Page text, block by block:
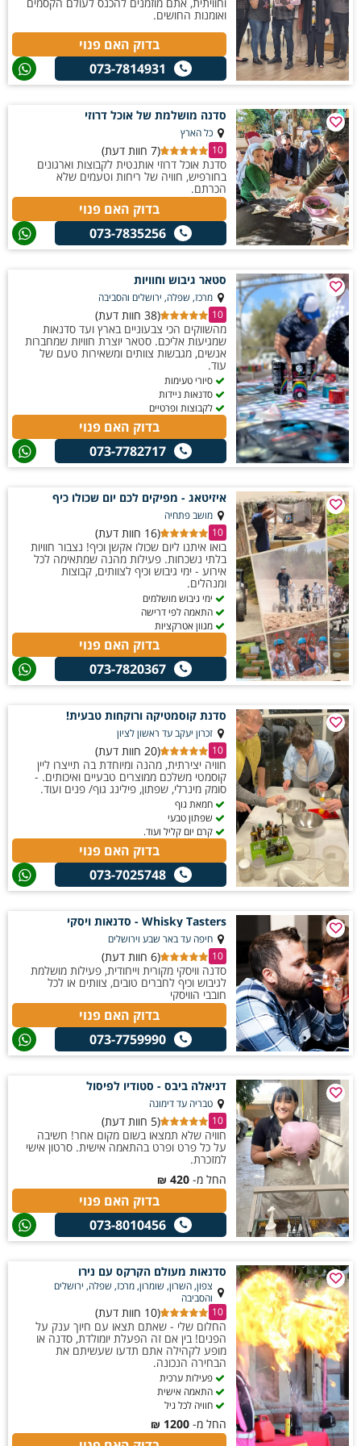
ואומנות החושים.
בדוק האם פנוי
073-7814931
סדנה מושלמת של אוכל דרוזי
כל הארץ
10
(7 חוות דעת)
סדנת אוכל דרוזי אותנטית לקבוצות וארגונים
בחורפיש, חוויה של ריחות וטעמים שלא
הכרתם.
בדוק האם פנוי
073-7835256
סטאר גיבוש וחוויות
מרכז, שפלה, ירושלים והסביבה
10
(38 חוות דעת)
מהשווקים הכי צבעוניים בארץ ועד סדנאות
שמגיעות אליכם. סטאר יוצרת חוויות שמחברות
אנשים, מגבשות צוותים ומשאירות טעם של
עוד.
סיורי טעימות
סדנאות ניידות
לקבוצות ופרטיים
בדוק האם פנוי
073-7782717
איזיטאג - מפיקים לכם יום שכולו כיף
מושב פתחיה
10
(16 חוות דעת)
בואו איתנו ליום שכולו אקשן וכיף! נצבור חוויות
בלתי נשכחות. פעילות מהנה שמתאימה לכל
אירוע - ימי גיבוש וכיף לצוותים, קבוצות
ומנהלים.
ימי גיבוש מושלמים
התאמה לפי דרישה
מגוון אטרקציות
בדוק האם פנוי
073-7820367
סדנת קוסמטיקה ורוקחות טבעית!
זכרון יעקב עד ראשון לציון
10
(20 חוות דעת)
חוויה יצירתית, מהנה ומיוחדת בה תייצרו ליין
קוסמטי משלכם ממוצרים טבעיים ואיכותים. -
סומק מינרלי, שפתון, פילינג גוף/ פנים ועוד.
חמאת גוף
שפתון טבעי
קרם יום קליל ועוד.
בדוק האם פנוי
073-7025748
Whisky Tasters - סדנאות ויסקי
חיפה עד באר שבע וירושלים
10
(6 חוות דעת)
סדנה וויסקי מקורית וייחודית, פעילות מושלמת
לגיבוש וכיף לחברים טובים, צוותים או לכל
חובבי הוויסקי
בדוק האם פנוי
073-7759990
דניאלה ביבס - סטודיו לפיסול
טבריה עד דימונה
10
(5 חוות דעת)
חוויה שלא תמצאו בשום מקום אחר! חשיבה
על כל פרט ופרט בהתאמה אישית. סרטון אישי
למזכרת.
החל מ- 420
₪
בדוק האם פנוי
073-8010456
סדנאות מעולם הקרקס עם נירו
צפון, השרון, שומרון, מרכז, שפלה, ירושלים
והסביבה
10
(10 חוות דעת)
החלום שלי - שאתם תצאו עם חיוך ענק על
הפנים! בין אם זה הפעלת יומולדת, סדנה או
מופע לקהילה אתם תדעו שעשיתם את
הבחירה הנכונה.
פעילות ערכית
התאמה אישית
חוויה לכל גיל
החל מ- 1200
₪